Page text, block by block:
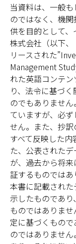
当資料は、一般
のではなく、機
供を目的として
株式会社（以下
リースされた
Management
れた英語コンテ
り、法令に基づ
のでもありませ
ていますが、必
せん。また、抄
すべて反映した
た、公表された
が、過去から将
証するものではあ
本書に記載され
示したものであ
ものではありま
定に基づくもの
のではありませ